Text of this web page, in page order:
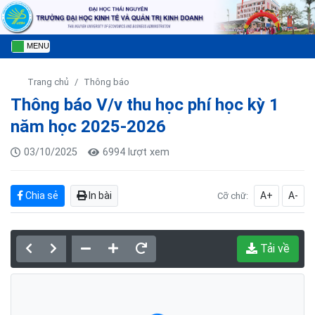
MENU
Trang chủ Thông báo
Thông báo V/v thu học phí học kỳ 1
năm học 2025-2026
03/10/2025 6994 lượt xem
Chia sẻ In bài Cỡ chữ: A+ A-
Tải về